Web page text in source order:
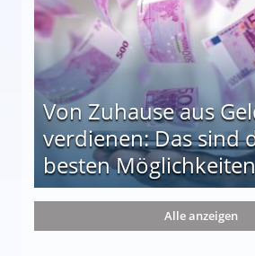
Von Zuhause aus
verdienen: Das sind
besten Möglichkeiten
die 15 besten Möglichkeiten
Alle anzeigen